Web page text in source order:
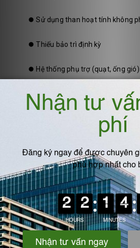
⏺️Sử dụng than hoạt tính không
⏺️Thiếu bảo trì định kỳ
⏺️ Hệ thống phụ trợ (quạt, ống
Giải pháp khắc phục
Thay than hoạt tính định
Tùy theo tải lượng khí
⏺️Kiểm tra và thay đúng thời điểm
Kiểm soát độ ẩm khí đầu
⏺️Lắp tách ẩm hoặc tháp hấp thụ
⏺️Tránh làm giảm hiệu suất hấp
Vệ sinh và bảo trì hệ thống